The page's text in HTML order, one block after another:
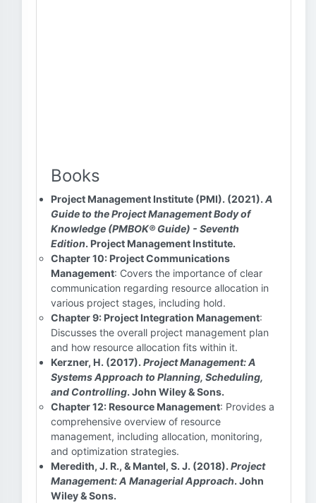
Books
Project Management Institute (PMI). (2021). A
Guide to the Project Management Body of
Knowledge (PMBOK® Guide) - Seventh
Edition. Project Management Institute.
Chapter 10: Project Communications
Management: Covers the importance of clear
communication regarding resource allocation in
various project stages, including hold.
Chapter 9: Project Integration Management:
Discusses the overall project management plan
and how resource allocation fits within it.
Kerzner, H. (2017). Project Management: A
Systems Approach to Planning, Scheduling,
and Controlling. John Wiley & Sons.
Chapter 12: Resource Management: Provides a
comprehensive overview of resource
management, including allocation, monitoring,
and optimization strategies.
Meredith, J. R., & Mantel, S. J. (2018). Project
Management: A Managerial Approach. John
Wiley & Sons.